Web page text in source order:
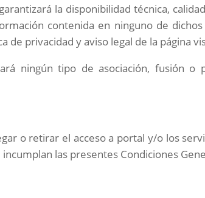
la disponibilidad técnica,
contenida en ninguno de
de privacidad y aviso legal de la página
ningún tipo de asociación, fusión o
o retirar el acceso a portal y/o los
las presentes Condiciones